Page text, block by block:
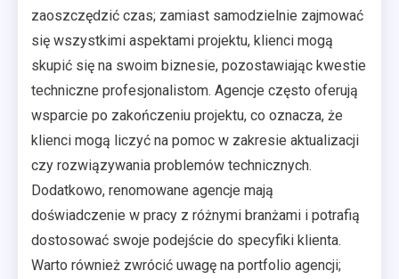
zaoszczędzić czas; zamiast samodzielnie zajmować
się wszystkimi aspektami projektu, klienci mogą
skupić się na swoim biznesie, pozostawiając kwestie
techniczne profesjonalistom. Agencje często oferują
wsparcie po zakończeniu projektu, co oznacza, że
klienci mogą liczyć na pomoc w zakresie aktualizacji
czy rozwiązywania problemów technicznych.
Dodatkowo, renomowane agencje mają
doświadczenie w pracy z różnymi branżami i potrafią
dostosować swoje podejście do specyfiki klienta.
Warto również zwrócić uwagę na portfolio agencji;